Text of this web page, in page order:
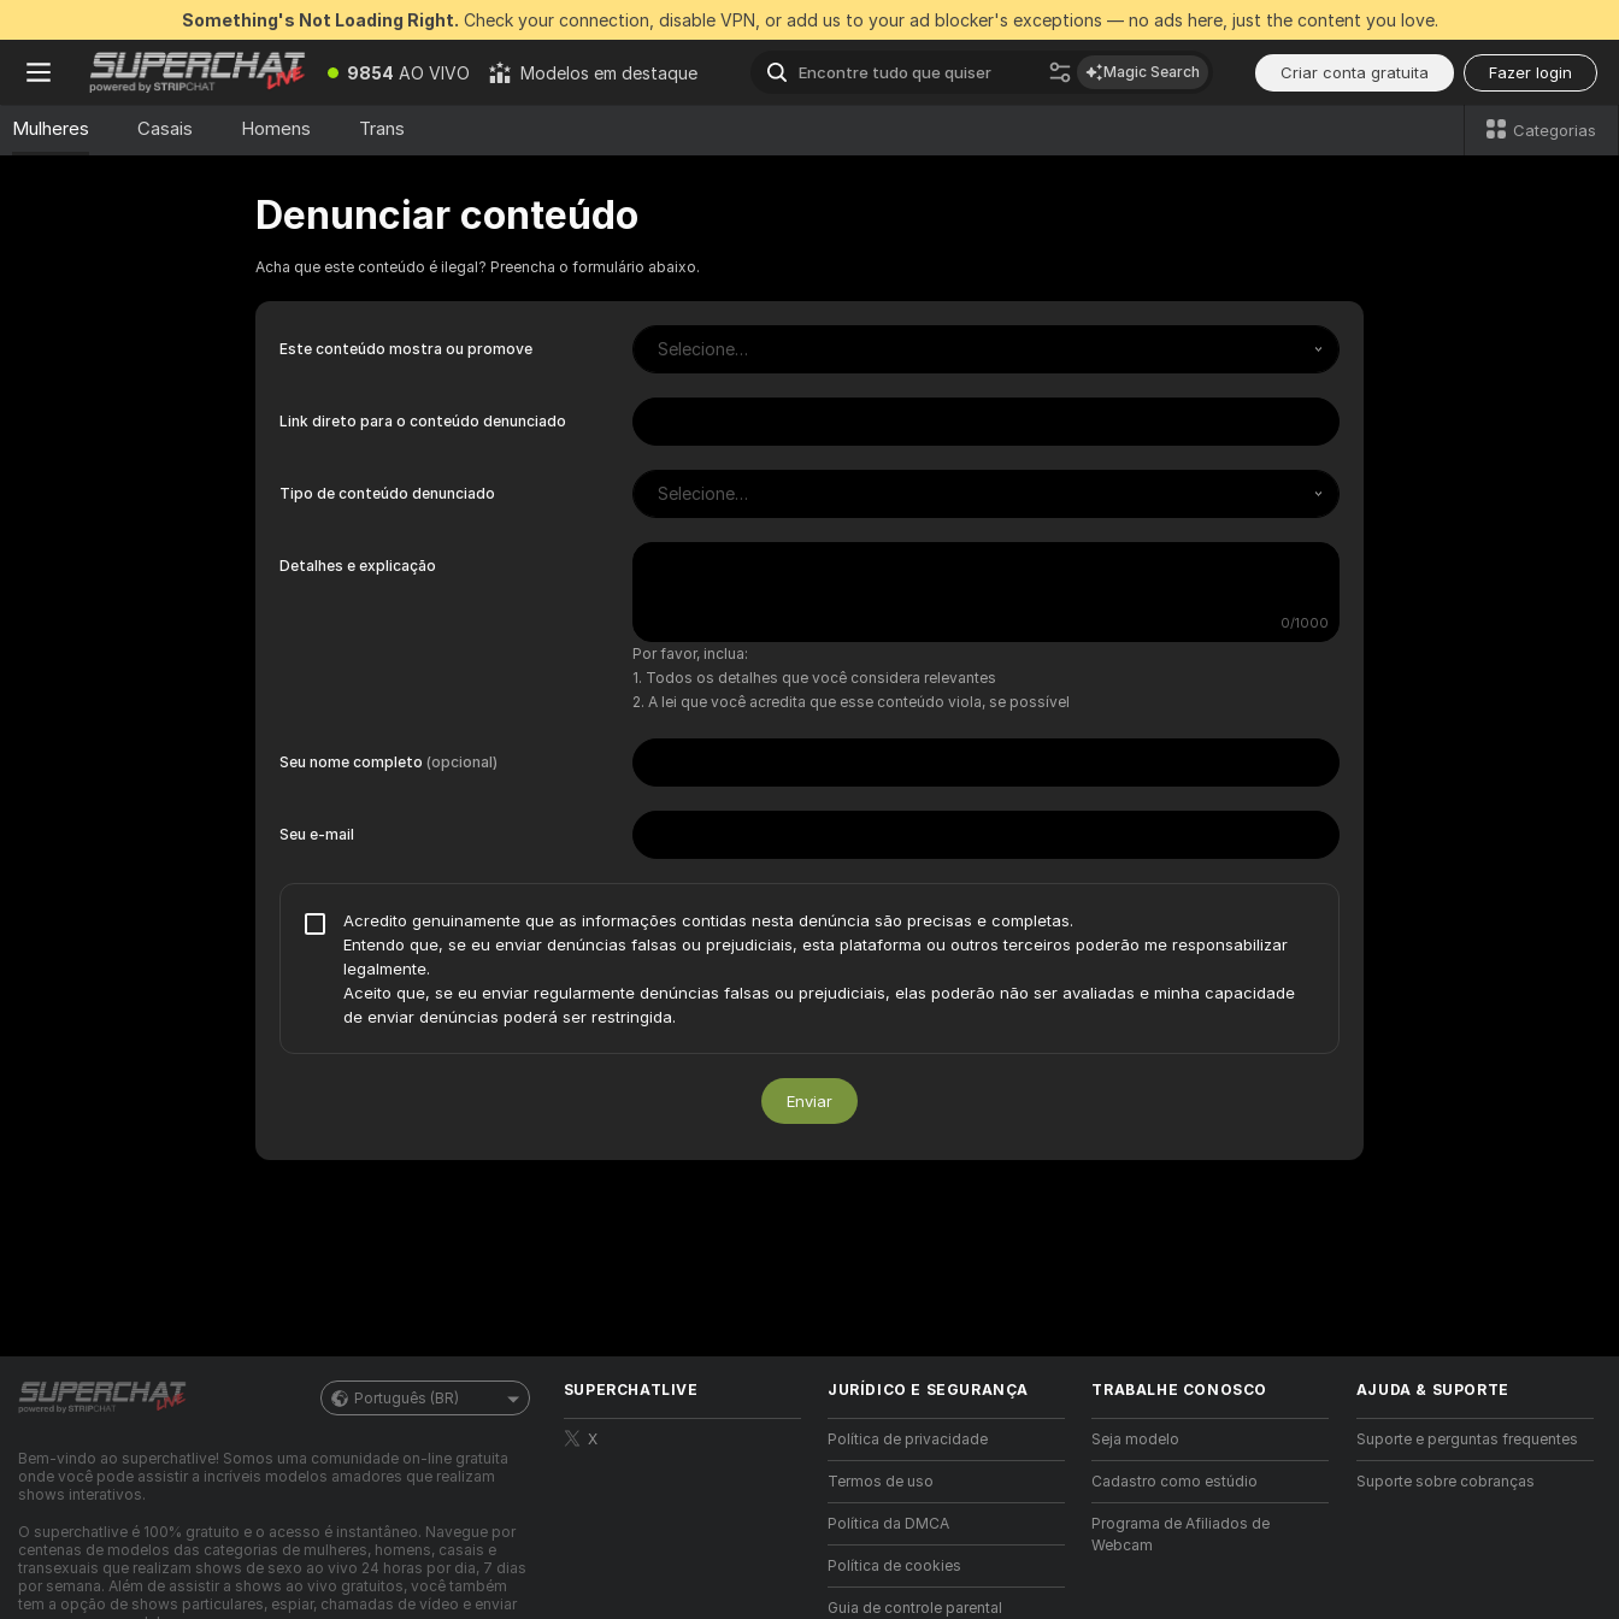
Something's Not Loading Right. Check your connection, disable VPN, or add us to your ad blocker's exceptions — no ads here, just the content you love.
9854 AO VIVO Modelos em destaque Magic Search Criar conta gratuita Fazer login
Mulheres Casais Homens Trans Categorias
Denunciar conteúdo
Acha que este conteúdo é ilegal? Preencha o formulário abaixo.
Este conteúdo mostra ou promove Selecione…
Link direto para o conteúdo denunciado
Tipo de conteúdo denunciado Selecione…
Detalhes e explicação
0/1000
Por favor, inclua:
Todos os detalhes que você considera relevantes
A lei que você acredita que esse conteúdo viola, se possível
Seu nome completo (opcional)
Seu e-mail
Acredito genuinamente que as informações contidas nesta denúncia são precisas e completas.
Entendo que, se eu enviar denúncias falsas ou prejudiciais, esta plataforma ou outros terceiros poderão me responsabilizar
legalmente.
Aceito que, se eu enviar regularmente denúncias falsas ou prejudiciais, elas poderão não ser avaliadas e minha capacidade
de enviar denúncias poderá ser restringida.
Enviar
Português (BR)
Bem-vindo ao superchatlive! Somos uma comunidade on-line gratuita
onde você pode assistir a incríveis modelos amadores que realizam
shows interativos.
O superchatlive é 100% gratuito e o acesso é instantâneo. Navegue por
centenas de modelos das categorias de mulheres, homens, casais e
transexuais que realizam shows de sexo ao vivo 24 horas por dia, 7 dias
por semana. Além de assistir a shows ao vivo gratuitos, você também
tem a opção de shows particulares, espiar, chamadas de vídeo e enviar
SUPERCHATLIVE
X
JURÍDICO E SEGURANÇA
Política de privacidade
Termos de uso
Política da DMCA
Política de cookies
Guia de controle parental
TRABALHE CONOSCO
Seja modelo
Cadastro como estúdio
Programa de Afiliados de
Webcam
AJUDA & SUPORTE
Suporte e perguntas frequentes
Suporte sobre cobranças